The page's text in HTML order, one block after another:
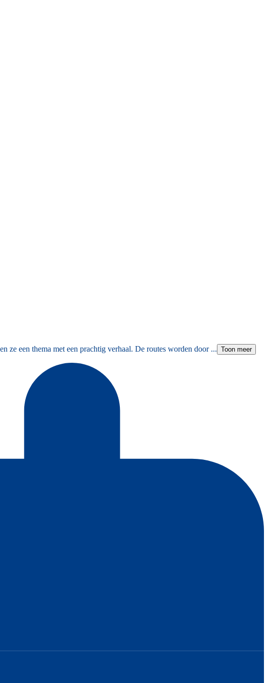
ze een thema met een prachtig verhaal. De routes worden door ... Toon meer